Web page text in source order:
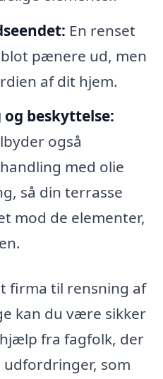
En renset
pænere ud, men
af dit hjem.
beskyttelse:
også
med olie
så din terrasse
mod de elementer,
firma til rensning af
kan du være sikker
fra fagfolk, der
udfordringer, som